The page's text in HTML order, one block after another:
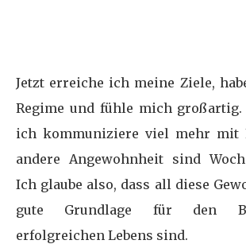
Jetzt erreiche ich meine Ziele,
Regime und fühle mich großartig.
ich kommuniziere viel mehr mit
andere Angewohnheit sind
Ich glaube also, dass all diese
gute Grundlage für den
erfolgreichen Lebens sind.